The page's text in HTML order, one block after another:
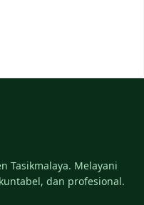
Tasikmalaya. Melayani
dan profesional.